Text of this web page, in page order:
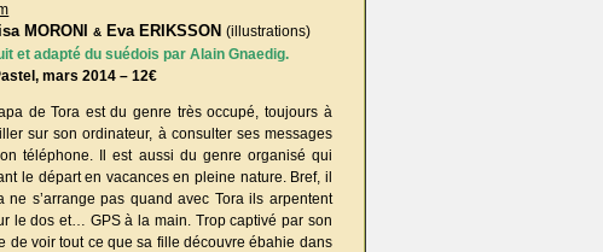
MORONI& Eva ERIKSSON(illustrations)
et adapté du suédois par Alain Gnaedig.
mars 2014 – 12€
de Tora est du genre très occupé, toujours à
sur son ordinateur, à consulter ses messages
téléphone. Il est aussi du genre organisé qui
le départ en vacances en pleine nature. Bref, il
s’arrange pas quand avec Tora ils arpentent
le dos et… GPS à la main. Trop captivé par son
de voir tout ce que sa fille découvre ébahie dans